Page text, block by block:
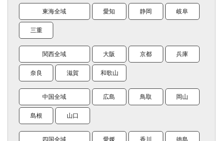
東海全域 愛知 静岡 岐阜
三重
関西全域 大阪 京都 兵庫
奈良 滋賀 和歌山
中国全域 広島 鳥取 岡山
島根 山口
四国全域 愛媛 香川 徳島